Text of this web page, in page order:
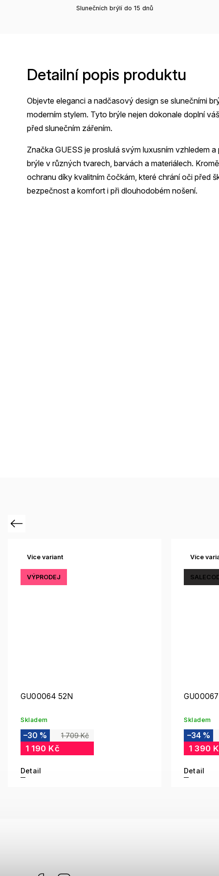
Slunečních brýlí do 15 dnů
Detailní popis produktu
Objevte eleganci a nadčasový design se slunečními
moderním stylem. Tyto brýle nejen dokonale doplní
před slunečním zářením.
Značka GUESS je proslulá svým luxusním vzhledem
brýle v různých tvarech, barvách a materiálech.
ochranu díky kvalitním čočkám, které chrání oči před
bezpečnost a komfort i při dlouhodobém nošení.
Previous
Více variant
VÝPRODEJ
GU00064 52N
Skladem
1 709 Kč
–30 %
1 190 Kč
Detail
Více
Skladem
–34 %
1 390
Detail